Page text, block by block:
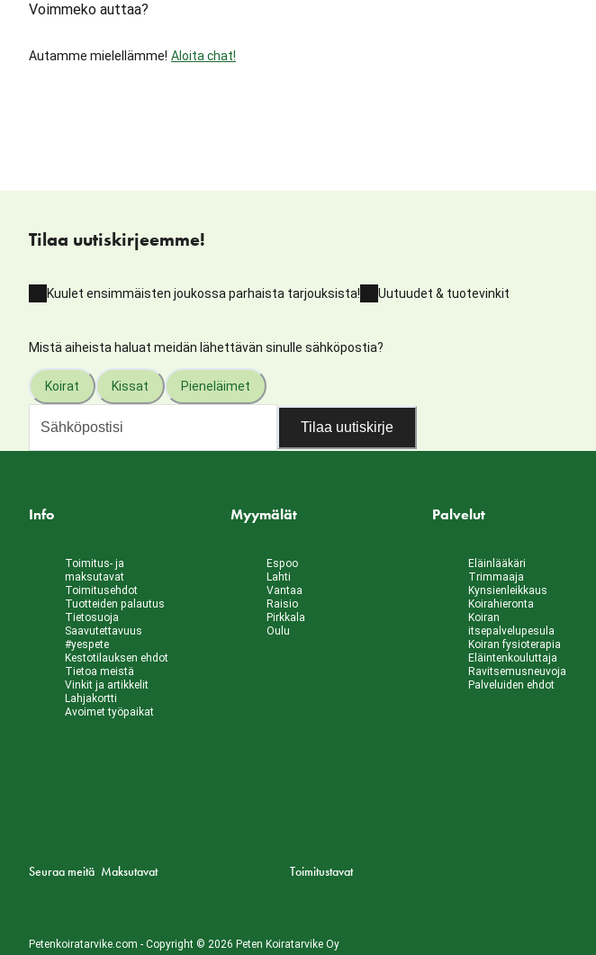
Voimmeko auttaa?
Autamme mielellämme! Aloita chat!
Tilaa uutiskirjeemme!
Kuulet ensimmäisten joukossa parhaista tarjouksista! Uutuudet & tuotevinkit
Mistä aiheista haluat meidän lähettävän sinulle sähköpostia?
Koirat Kissat Pieneläimet
Tilaa uutiskirje
Info
Toimitus- ja
maksutavat
Toimitusehdot
Tuotteiden palautus
Tietosuoja
Saavutettavuus
#yespete
Kestotilauksen ehdot
Tietoa meistä
Vinkit ja artikkelit
Lahjakortti
Avoimet työpaikat
Myymälät
Espoo
Lahti
Vantaa
Raisio
Pirkkala
Oulu
Palvelut
Eläinlääkäri
Trimmaaja
Kynsienleikkaus
Koirahieronta
Koiran
itsepalvelupesula
Koiran fysioterapia
Eläintenkouluttaja
Ravitsemusneuvoja
Palveluiden ehdot
Seuraa meitä Maksutavat Toimitustavat
Petenkoiratarvike.com - Copyright © 2026 Peten Koiratarvike Oy